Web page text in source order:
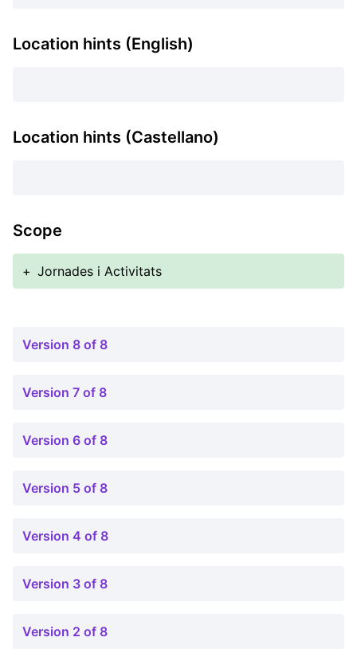
Location hints (English)
Location hints (Castellano)
Scope
+ Jornades i Activitats
Version 8 of 8
Version 7 of 8
Version 6 of 8
Version 5 of 8
Version 4 of 8
Version 3 of 8
Version 2 of 8